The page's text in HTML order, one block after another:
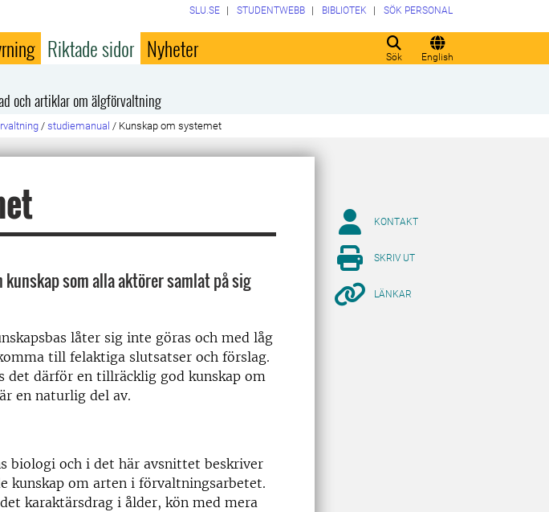
Sök English
SLU.SE STUDENTWEBB BIBLIOTEK SÖK PERSONAL
Riktade sidor Nyheter
och artiklar om älgförvaltning
/ studiemanual / Kunskap om systemet
som alla aktörer samlat på sig
låter sig inte göras och med låg
till felaktiga slutsatser och förslag.
därför en tillräcklig god kunskap om
en naturlig del av.
biologi och i det här avsnittet beskriver
kunskap om arten i förvaltningsarbetet.
karaktärsdrag i ålder, kön med mera
KONTAKT
SKRIV UT
LÄNKAR